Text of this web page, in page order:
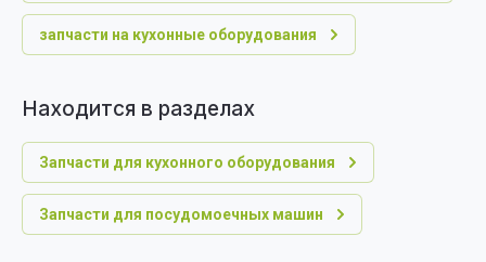
запчасти на кухонные оборудования
Находится в разделах
Запчасти для кухонного оборудования
Запчасти для посудомоечных машин